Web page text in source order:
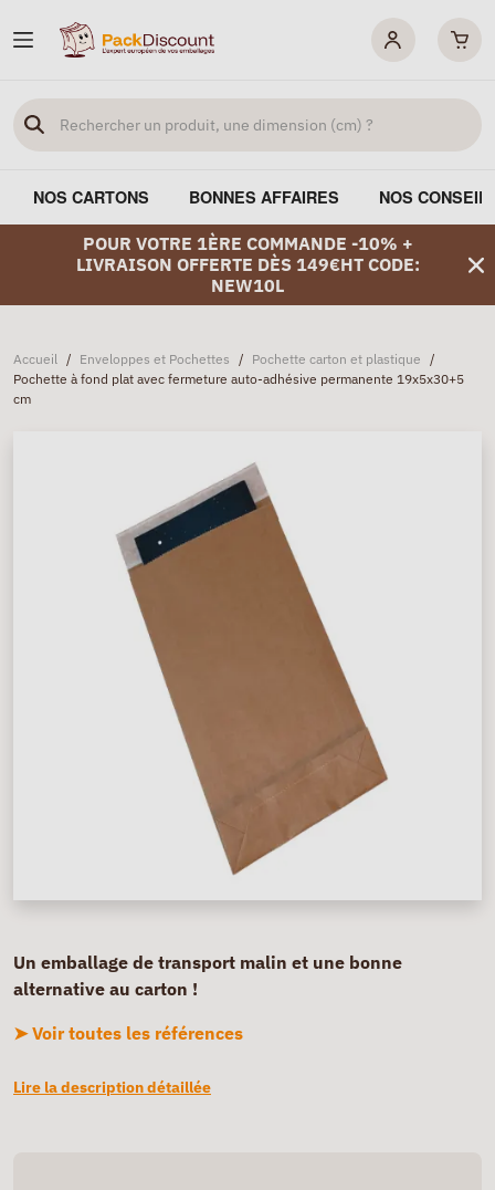
NOS CARTONS BONNES AFFAIRES NOS
POUR VOTRE 1ÈRE COMMANDE -10% +
LIVRAISON OFFERTE DÈS 149€HT CODE:
NEW10L
Accueil / Enveloppes et Pochettes / Pochette carton et plastique /
Pochette à fond plat avec fermeture auto-adhésive permanente 19x5x30+5
cm
Un emballage de transport malin et une bonne
alternative au carton !
➤ Voir toutes les références
Lire la description détaillée